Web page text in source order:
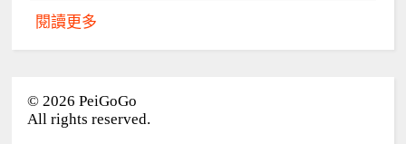
閱讀更多
© 2026 PeiGoGo
All rights reserved.